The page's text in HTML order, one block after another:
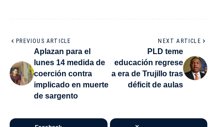
PREVIOUS ARTICLE
Aplazan para el
lunes 14 medida de
coerción contra
implicado en muerte
de sargento
NEXT ARTICLE
PLD teme
educación regrese
a era de Trujillo tras
déficit de aulas